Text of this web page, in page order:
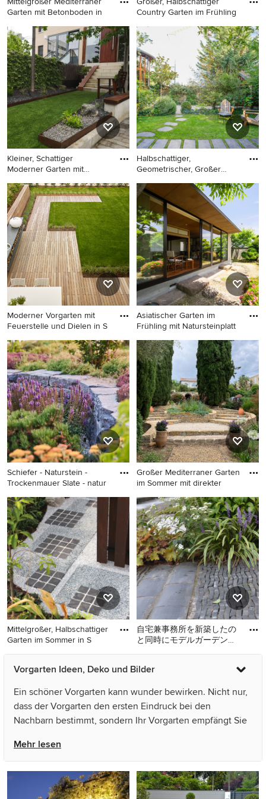
Garten mit Betonboden in
Mittelgroßer Mediterraner
Garten mit Betonboden in
Sonstige
Country Garten im Frühling
Großer, Halbschattiger
Country Garten im Frühling
mit Auffahrt, Betonboden
und Vinylzaun in Tokio
Kleiner, Schattiger
Moderner Garten mit
Kleiner, Schattiger Moderner
Garten mit Auffahrt und
Gehweg in Madrid
Halbschattiger,
Geometrischer, Großer
Halbschattiger,
Geometrischer, Großer
Klassischer Vorgarten im
Frühling mit
Natursteinplatten und
Steinzaun in Paris
Moderner Vorgarten mit
Feuerstelle und Dielen in S
Moderner Vorgarten mit
Feuerstelle und Dielen in
Sonstige
Asiatischer Garten im
Frühling mit Natursteinplatt
Asiatischer Garten im
Frühling mit
Natursteinplatten und
direkter Sonneneinstrahlung
in Sonstige
Schiefer - Naturstein -
Trockenmauer Slate - natur
Mittelgroßer Skandinavischer
Garten mit direkter
Sonneneinstrahlung und
Natursteinplatten in Berlin
Großer Mediterraner Garten
im Sommer mit direkter
Großer Mediterraner Garten
im Sommer mit direkter
Sonneneinstrahlung und
Natursteinplatten in Sonstige
Mittelgroßer, Halbschattiger
Garten im Sommer in S
Mittelgroßer, Halbschattiger
Garten im Sommer in
自宅兼事務所を新築したの
と同時にモデルガーデンを
して
Kleiner, Schattiger Moderner
Vorgarten im Herbst mit
Vorgarten Ideen, Deko und Bilder
Ein schöner Vorgarten kann wunder bewirken. Nicht nur,
dass der Vorgarten den ersten Eindruck bei den
Nachbarn bestimmt, sondern Ihr Vorgarten empfängt Sie
groß oder wie klein der Vorgarten auch ist, sobald der
Blick auf farbenfrohe Blumen und einen kräftigen grünen
Rasen fällt und ein lieblicher Duft in der Luft schwebt, ist
der Alltagsstress vergessen und Sie fühlen sich zu Hause.
Mehr lesen